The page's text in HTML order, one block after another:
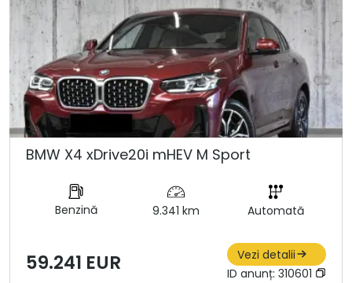
BMW X4 xDrive20i mHEV M Sport
Benzină 9.341 km Automată
59.241 EUR
Vezi detalii
ID anunț: 310601